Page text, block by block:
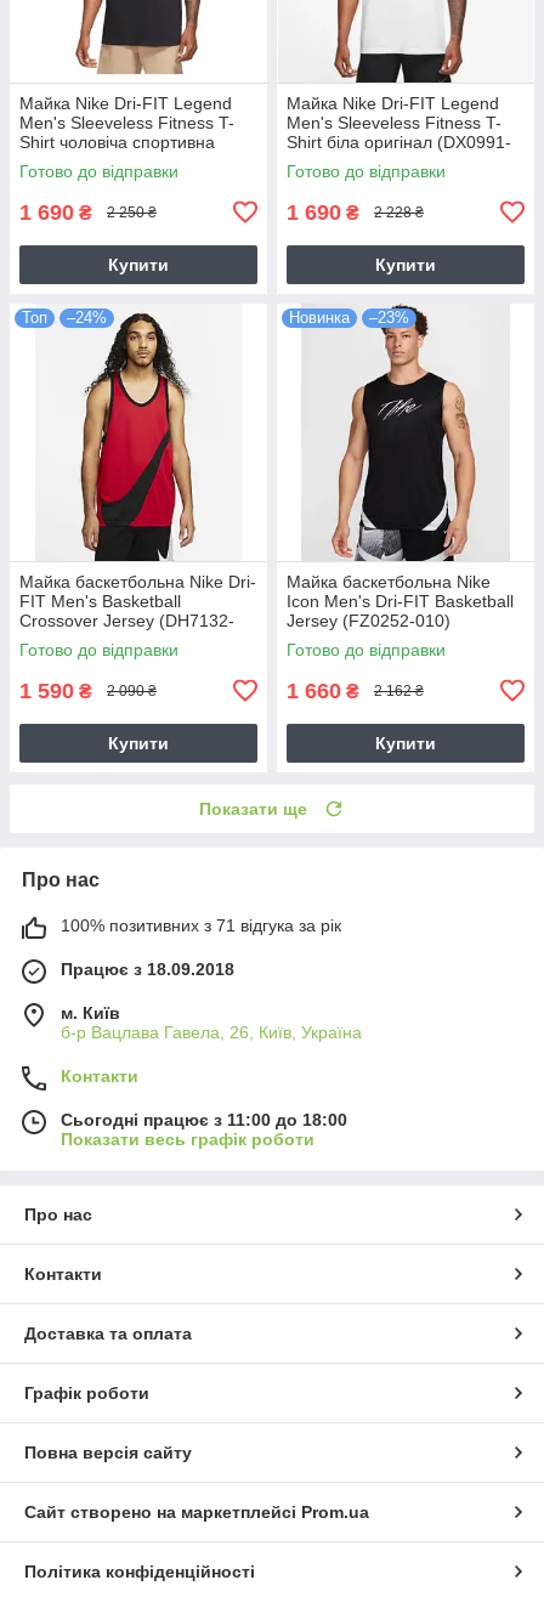
Майка Nike Dri-FIT Legend
Men's Sleeveless Fitness T-
Shirt чоловіча спортивна
чорна (DX0991-010)
Готово до відправки
1 690 ₴ 2 250 ₴
Купити
Майка Nike Dri-FIT Legend
Men's Sleeveless Fitness T-
Shirt біла оригінал (DX0991-
100)
Готово до відправки
1 690 ₴ 2 228 ₴
Купити
Топ –24%
Майка баскетбольна Nike Dri-
FIT Men's Basketball
Crossover Jersey (DH7132-
657)
Готово до відправки
1 590 ₴ 2 090 ₴
Купити
Новинка –23%
Майка баскетбольна Nike
Icon Men's Dri-FIT Basketball
Jersey (FZ0252-010)
Готово до відправки
1 660 ₴ 2 162 ₴
Купити
Показати ще
Про нас
100% позитивних з 71 відгука за рік
Працює з 18.09.2018
м. Київ
б-р Вацлава Гавела, 26, Київ, Україна
Контакти
Сьогодні працює з 11:00 до 18:00
Показати весь графік роботи
Про нас
Контакти
Доставка та оплата
Графік роботи
Повна версія сайту
Сайт створено на маркетплейсі Prom.ua
Політика конфіденційності